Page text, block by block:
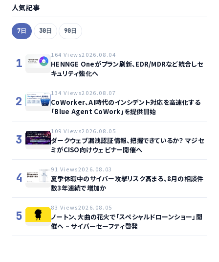
人気記事
7日 30日 90日
1
164 Views2026.08.04
HENNGE Oneがプラン刷新、EDR/MDRなど統合しセ
キュリティ強化へ
2
134 Views2026.08.07
CoWorker、AI時代のインシデント対応を高速化する
「Blue Agent CoWork」を提供開始
3
109 Views2026.08.05
ダークウェブ漏洩認証情報、把握できているか？ マジセ
ミがCISO向けウェビナー開催へ
4
91 Views2026.08.03
夏季休暇中のサイバー攻撃リスク高まる、8月の相談件
数3年連続で増加か
5
83 Views2026.08.05
ノートン、大曲の花火で「スペシャルドローンショー」開
催へ – サイバーセーフティ啓発